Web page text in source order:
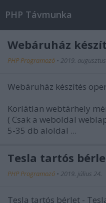
PHP Távmunka
Webáruház
PHP Programozó • 2019.
Webáruház készítés
Korlátlan webtárhely
( Csak a weboldal
5-35 db aloldal ...
Tesla tartós
PHP Programozó • 2019. július 24.
Tesla tartós bérlet -